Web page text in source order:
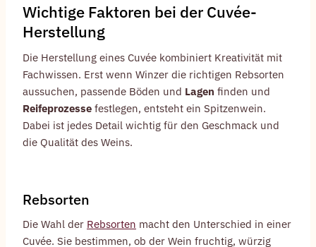
Wichtige Faktoren bei der Cuvée-
Herstellung
Die Herstellung eines Cuvée kombiniert Kreativität mit
Fachwissen. Erst wenn Winzer die richtigen Rebsorten
aussuchen, passende Böden und Lagen finden und
Reifeprozesse festlegen, entsteht ein Spitzenwein.
Dabei ist jedes Detail wichtig für den Geschmack und
die Qualität des Weins.
Rebsorten
Die Wahl der Rebsorten macht den Unterschied in einer
Cuvée. Sie bestimmen, ob der Wein fruchtig, würzig